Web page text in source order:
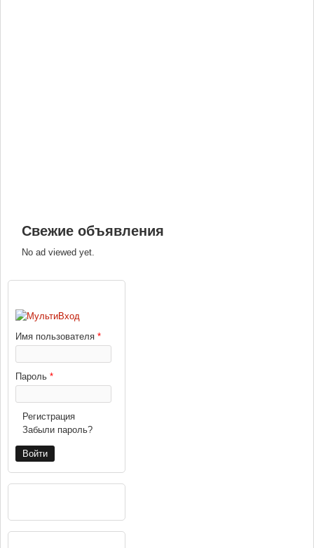
Свежие объявления
No ad viewed yet.
Имя пользователя *
Пароль *
Регистрация
Забыли пароль?